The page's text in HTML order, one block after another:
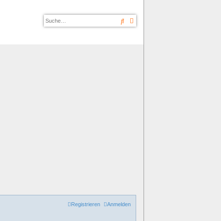
Suche
Anmelden
Registrieren